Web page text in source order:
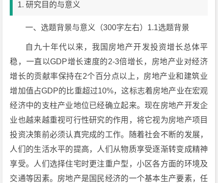
1. 研究目的与意义
一、选题背景与意义（300字左右）1.1选题背景
自九十年代以来，我国房地产开发投资增长总体平
稳，一直以GDP增长速度的2-3倍增长，房地产业对经济
增长的贡献率保持在2个百分点以上，房地产业和建筑业
增加值占GDP的比重超过10%，这标志着房地产业在宏观
经济中的支柱产业地位已经确立起来。现在房地产开发企
业也越来越重视可行性研究的作用，将它视为房地产项目
投资决策前必须认真完成的工作。随着社会不断的发展，
人们的生活水平的提高，人们从物质享受逐渐转变成精神
享受。人们选择住宅时更注重户型，小区各方面的环境及
交通等因素。房地产是国民经济的一个基本生产要素，任